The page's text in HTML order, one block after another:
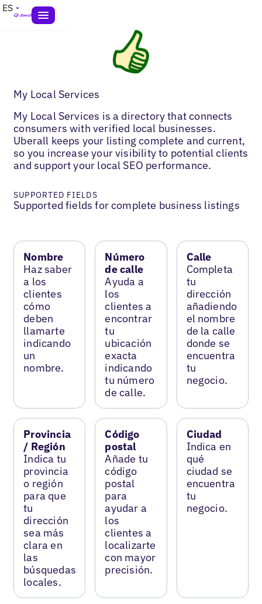
ES
My Local Services
My Local Services is a directory that connects
consumers with verified local businesses.
Uberall keeps your listing complete and current,
so you increase your visibility to potential clients
and support your local SEO performance.
SUPPORTED FIELDS
Supported fields for complete business listings
Nombre
Haz saber
a los
clientes
cómo
deben
llamarte
indicando
un
nombre.
Número
de calle
Ayuda a
los
clientes a
encontrar
tu
ubicación
exacta
indicando
tu número
de calle.
Calle
Completa
tu
dirección
añadiendo
el nombre
de la calle
donde se
encuentra
tu
negocio.
Provincia
/ Región
Indica tu
provincia
o región
para que
tu
dirección
sea más
clara en
las
búsquedas
locales.
Código
postal
Añade tu
código
postal
para
ayudar a
los
clientes a
localizarte
con mayor
precisión.
Ciudad
Indica en
qué
ciudad se
encuentra
tu
negocio.